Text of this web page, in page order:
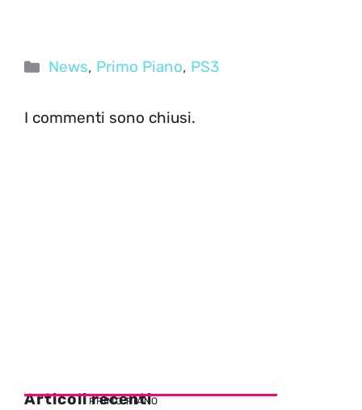
Categorie
News, Primo Piano, PS3
I commenti sono chiusi.
Articoli recenti
PRIMO PIANO